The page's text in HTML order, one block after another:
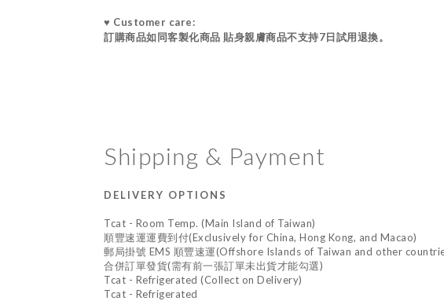
♥ Customer care:
訂購商品如同客製化商品 貼身親膚商品不支持7日試用退換。
Shipping & Payment
DELIVERY OPTIONS
Tcat - Room Temp. (Main Island of Taiwan)
順豐速運運費到付(Exclusively for China, Hong Kong, and Macao)
郵局掛號 EMS 順豐速運(Offshore Islands of Taiwan and other
合併訂單發貨(需有前一張訂單未出貨才能勾選)
Tcat - Refrigerated (Collect on Delivery)
Tcat - Refrigerated